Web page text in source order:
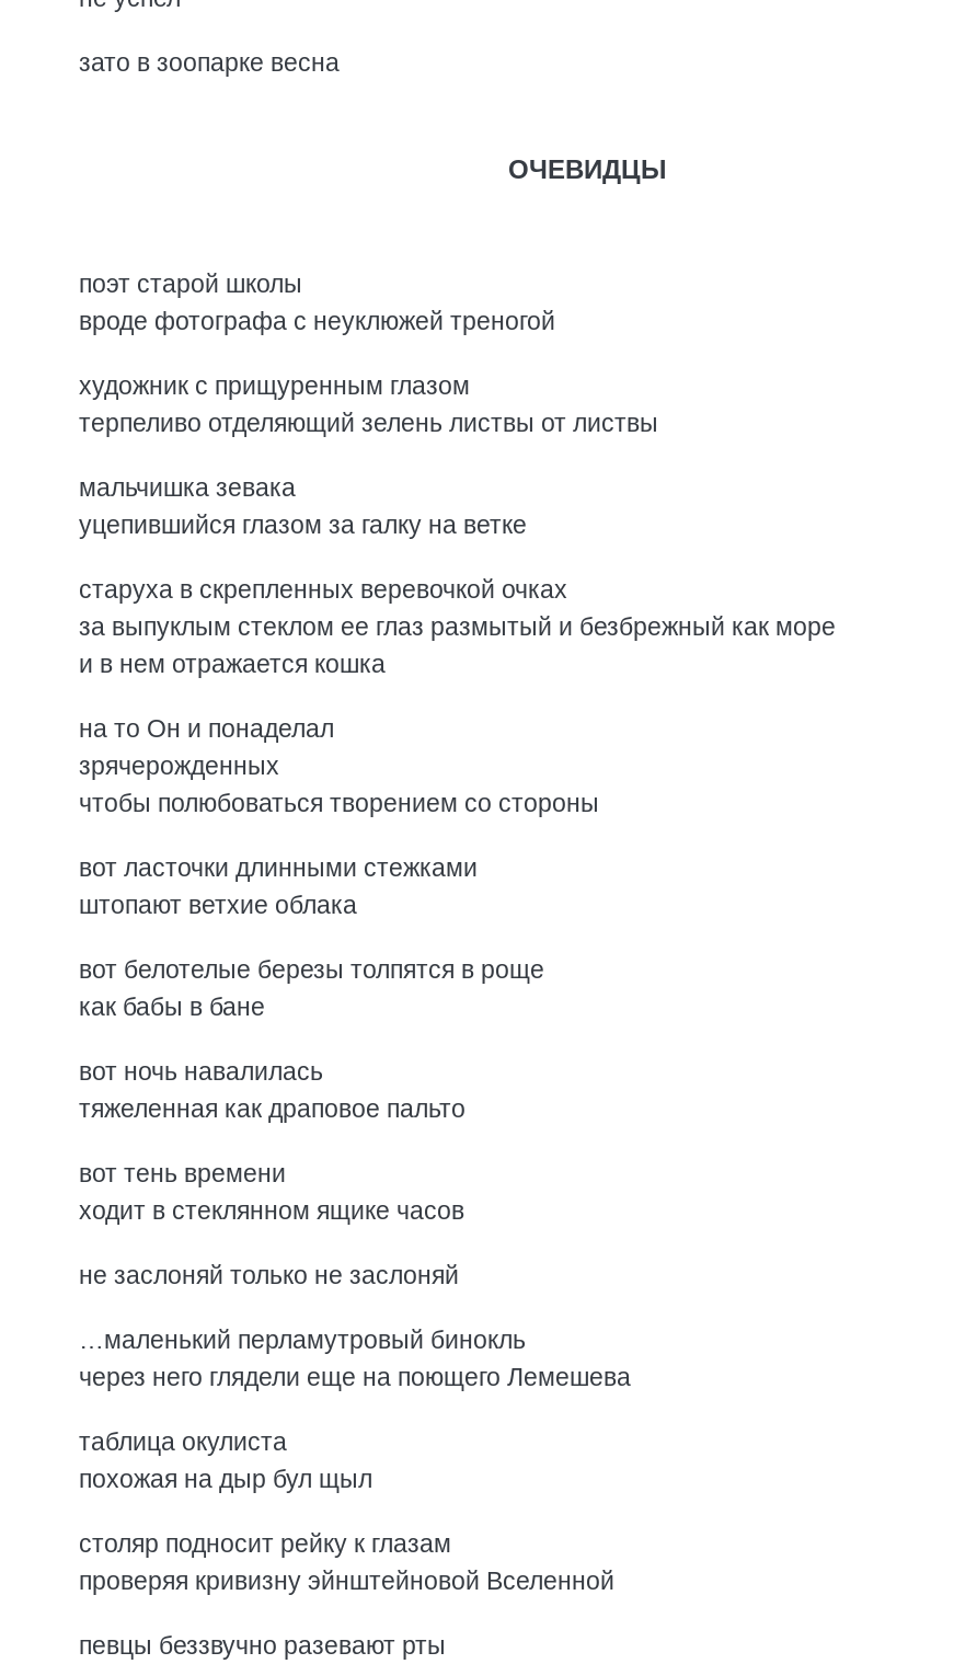
зато в зоопарке весна
ОЧЕВИДЦЫ
поэт старой школы
вроде фотографа с неуклюжей треногой
художник с прищуренным глазом
терпеливо отделяющий зелень листвы от листвы
мальчишка зевака
уцепившийся глазом за галку на ветке
старуха в скрепленных веревочкой очках
за выпуклым стеклом ее глаз размытый и безбрежный как море
и в нем отражается кошка
на то Он и понаделал
зрячерожденных
чтобы полюбоваться творением со стороны
вот ласточки длинными стежками
штопают ветхие облака
вот белотелые березы толпятся в роще
как бабы в бане
вот ночь навалилась
тяжеленная как драповое пальто
вот тень времени
ходит в стеклянном ящике часов
не заслоняй только не заслоняй
…маленький перламутровый бинокль
через него глядели еще на поющего Лемешева
таблица окулиста
похожая на дыр бул щыл
столяр подносит рейку к глазам
проверяя кривизну эйнштейновой Вселенной
певцы беззвучно разевают рты